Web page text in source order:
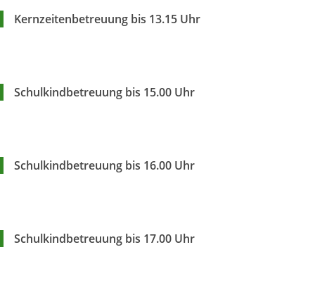
Kernzeitenbetreuung bis 13.15 Uhr
Schulkindbetreuung bis 15.00 Uhr
Schulkindbetreuung bis 16.00 Uhr
Schulkindbetreuung bis 17.00 Uhr